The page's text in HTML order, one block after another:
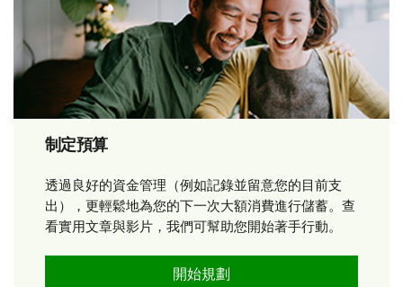
制定預算
透過良好的資金管理（例如記錄並留意您的目前支
出），更輕鬆地為您的下一次大額消費進行儲蓄。查
看實用文章與影片，我們可幫助您開始著手行動。
開始規劃